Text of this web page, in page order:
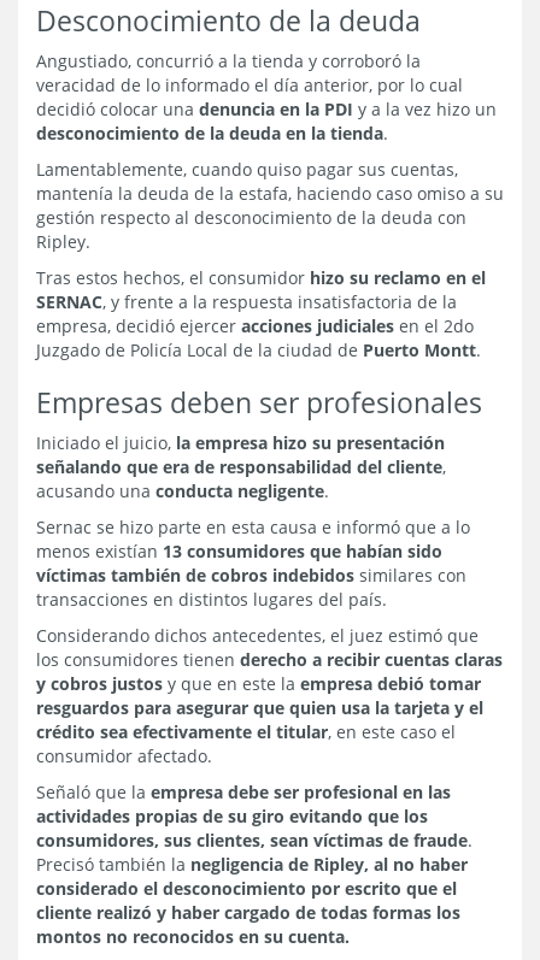
Desconocimiento de la deuda
Angustiado, concurrió a la tienda y corroboró la
veracidad de lo informado el día anterior, por lo cual
decidió colocar una denuncia en la PDI y a la vez hizo un
desconocimiento de la deuda en la tienda.
Lamentablemente, cuando quiso pagar sus cuentas,
mantenía la deuda de la estafa, haciendo caso omiso a su
gestión respecto al desconocimiento de la deuda con
Ripley.
Tras estos hechos, el consumidor hizo su reclamo en el
SERNAC, y frente a la respuesta insatisfactoria de la
empresa, decidió ejercer acciones judiciales en el 2do
Juzgado de Policía Local de la ciudad de Puerto Montt.
Empresas deben ser profesionales
Iniciado el juicio, la empresa hizo su presentación
señalando que era de responsabilidad del cliente,
acusando una conducta negligente.
Sernac se hizo parte en esta causa e informó que a lo
menos existían 13 consumidores que habían sido
víctimas también de cobros indebidos similares con
transacciones en distintos lugares del país.
Considerando dichos antecedentes, el juez estimó que
los consumidores tienen derecho a recibir cuentas claras
y cobros justos y que en este la empresa debió tomar
resguardos para asegurar que quien usa la tarjeta y el
crédito sea efectivamente el titular, en este caso el
consumidor afectado.
Señaló que la empresa debe ser profesional en las
actividades propias de su giro evitando que los
consumidores, sus clientes, sean víctimas de fraude.
Precisó también la negligencia de Ripley, al no haber
considerado el desconocimiento por escrito que el
cliente realizó y haber cargado de todas formas los
montos no reconocidos en su cuenta.